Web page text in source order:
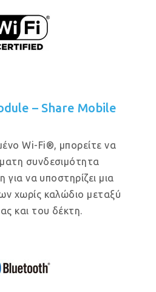
– Share Mobile
Wi-Fi®, μπορείτε να
συνδεσιμότητα
για να υποστηρίζει μια
χωρίς καλώδιο μεταξύ
και του δέκτη.